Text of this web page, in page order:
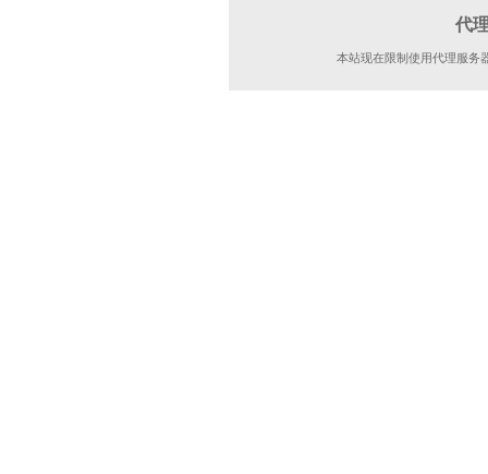
代
本站现在限制使用代理服务